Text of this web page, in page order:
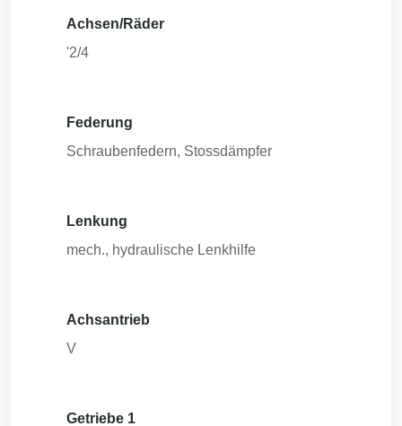
Achsen/Räder
'2/4
Federung
Schraubenfedern, Stossdämpfer
Lenkung
mech., hydraulische Lenkhilfe
Achsantrieb
V
Getriebe 1